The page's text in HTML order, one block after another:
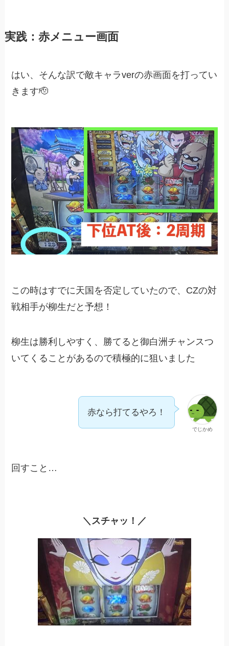
実践：赤メニュー画面
はい、そんな訳で敵キャラverの赤画面を打ってい
きます🫡
この時はすでに天国を否定していたので、CZの対
戦相手が柳生だと予想！
柳生は勝利しやすく、勝てると御白洲チャンスつ
いてくることがあるので積極的に狙いました
でじかめ
赤なら打てるやろ！
回すこと…
＼スチャッ！／